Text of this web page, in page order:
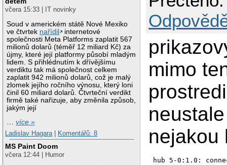
včera 15:33 | IT novinky
Soud v americkém státě Nové Mexiko
ve čtvrtek nařídil
internetové
společnosti Meta Platforms zaplatit 567
milionů dolarů (téměř 12 miliard Kč) za
újmy, které její platformy působí mladým
lidem. S přihlédnutím k dřívějšímu
verdiktu tak má společnost celkem
zaplatit 942 milionů dolarů, což je malý
zlomek jejího ročního výnosu, který loni
činil 60 miliard dolarů. Čtvrteční verdikt
firmě také nařizuje, aby změnila způsob,
jakým její
…více »
Ladislav Hagara
Komentářů: 8
MS Paint Doom
včera 12:44 | Humor
mimo
nejakou
hub 5-0:1.0: